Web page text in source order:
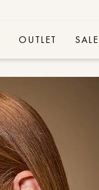
OUTLET SALE